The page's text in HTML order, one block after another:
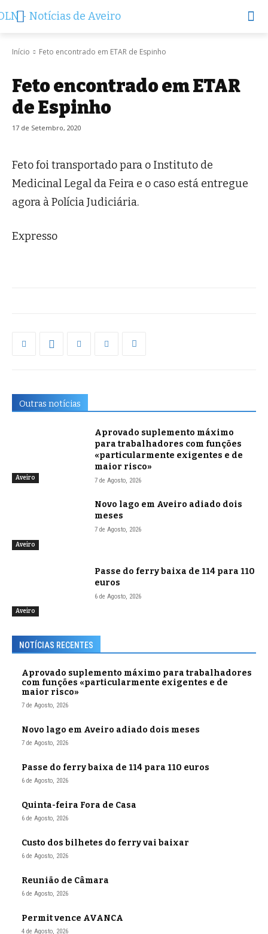
Início Feto encontrado em ETAR de Espinho
Feto encontrado em ETAR
de Espinho
17 de Setembro, 2020
Feto foi transportado para o Instituto de
Medicinal Legal da Feira e o caso está entregue
agora à Polícia Judiciária.
Expresso
Outras notícias
Aveiro
Aprovado suplemento máximo
para trabalhadores com funções
«particularmente exigentes e de
maior risco»
7 de Agosto, 2026
Aveiro
Novo lago em Aveiro adiado dois
meses
7 de Agosto, 2026
Aveiro
Passe do ferry baixa de 114 para 110
euros
6 de Agosto, 2026
NOTÍCIAS RECENTES
Aprovado suplemento máximo para trabalhadores
com funções «particularmente exigentes e de
maior risco»
7 de Agosto, 2026
Novo lago em Aveiro adiado dois meses
7 de Agosto, 2026
Passe do ferry baixa de 114 para 110 euros
6 de Agosto, 2026
Quinta-feira Fora de Casa
6 de Agosto, 2026
Custo dos bilhetes do ferry vai baixar
6 de Agosto, 2026
Reunião de Câmara
6 de Agosto, 2026
Permit vence AVANCA
4 de Agosto, 2026